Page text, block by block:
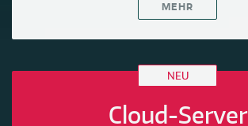
MEHR
NEU
Cloud-Server